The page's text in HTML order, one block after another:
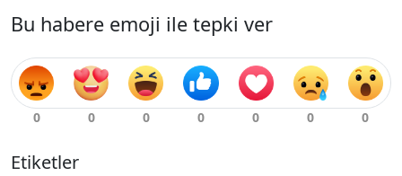
Bu habere emoji ile tepki ver
Etiketler